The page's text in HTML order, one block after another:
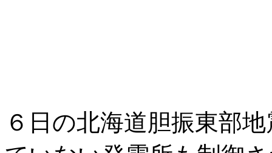
６日の北海道胆振東部